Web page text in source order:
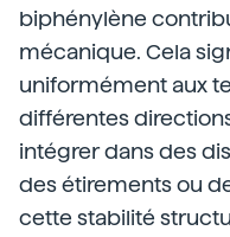
biphénylène
mécanique. Cela
uniformément aux
différentes
intégrer dans des
des étirements ou
cette stabilité